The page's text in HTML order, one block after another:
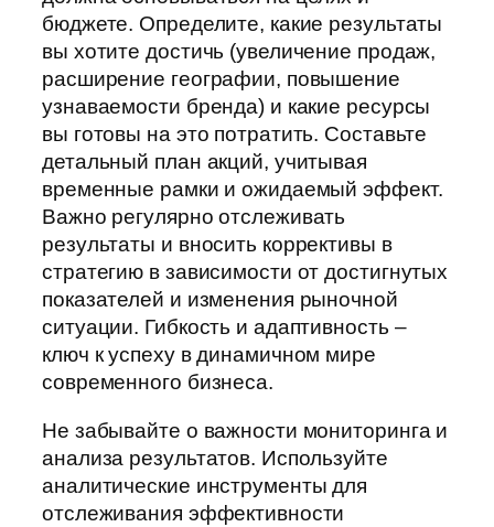
бюджете. Определите, какие результаты
вы хотите достичь (увеличение продаж,
расширение географии, повышение
узнаваемости бренда) и какие ресурсы
вы готовы на это потратить. Составьте
детальный план акций, учитывая
временные рамки и ожидаемый эффект.
Важно регулярно отслеживать
результаты и вносить коррективы в
стратегию в зависимости от достигнутых
показателей и изменения рыночной
ситуации. Гибкость и адаптивность –
ключ к успеху в динамичном мире
современного бизнеса.
Не забывайте о важности мониторинга и
анализа результатов. Используйте
аналитические инструменты для
отслеживания эффективности